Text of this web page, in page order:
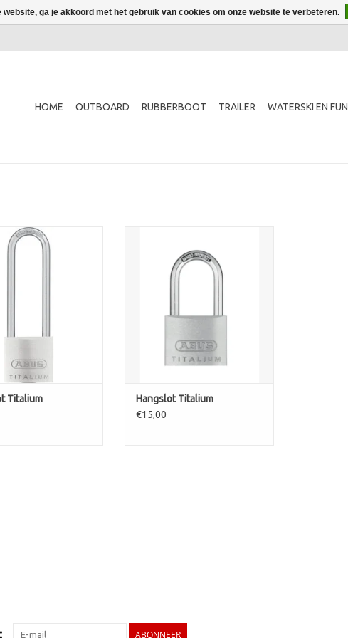
HOME OUTBOARD RUBBERBOOT TRAILER WATERSKI EN FUN
Titalium
Titalium
TOEVOEGEN AAN WINKELWAGEN
Hangslot Titalium
€15,00
ABONNEER
website, ga je akkoord met het gebruik van cookies om onze website te verbeteren.